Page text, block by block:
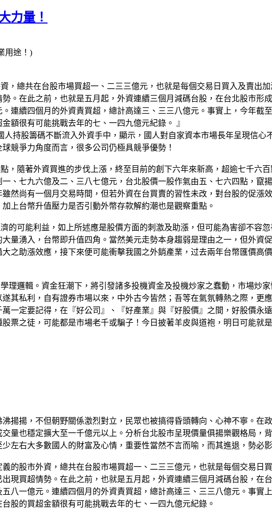
力量！
用途！)
，總共在台股市場買超一、二三三億元，也就是每個交易日買入及賣出
。在此之前，也就是五月起，外資連續三個月減碼台股，在台北股市形
連續四個月的外資責買超，總計高達三、三三八億元。事實上，今年截
額很有可能挑戰去年的七、一四九億元紀錄。 』
持股籌碼不斷流入外資手中，顯示，國人對自家資本市場長年呈現信心
競爭力角度而言，很多公司仍極具競爭優勢！
，隨著外資買進的步伐上漲，終至目前的創下六年來新高，超逾七千六
、七九六億及二、三八七億元，台北股價一股作氣由五、七六四點，
然尚有一個月交易時間，但若外資在台買賣的習性未改，對台股的促漲效
上台幣升值壓力是否引動外幣存款解約潮也是觀察重點。
的可能利益，如上所述應是股價方面的刺激及助漲，但可能為害卻不容
量湧入，台幣即升值四角。當然美元走勢本身趨弱是理由之一，但外資
之助漲效應，接下來便可能衝擊我國之外銷產業，过去兩年台幣匯價高
理邏輯。資金狂潮下，將引發諸多投機資金及投機炒家之蠢動，市場炒
其私利，自有證券市場以來，中外古今皆然；吾等在氣氛轉熱之際，更
一定要記得，在『好公司』、『好產業』與『好股價』之間，好股價永
票之徒，可能都是市場老千或騙子！今日披著羊皮與道袍，明日可能就是
揚揚，不但朝野關係激烈對立，民眾也被搞得昏頭轉向、心神不寧。在
量也穩定擴大至一千億元以上。分析台北股市呈現價量俱揚樂觀格局
左右大多數國人的財富及心情，重要性當然不言而喻，而其進退，勢必
的股市外資，總共在台股市場買超一、二三三億元，也就是每個交易日
現買超情勢。在此之前，也就是五月起，外資連續三個月減碼台股，在
八一億元。連續四個月的外資責買超，總計高達三、三三八億元。事實
股的買超金額很有可能挑戰去年的七、一四九億元紀錄。